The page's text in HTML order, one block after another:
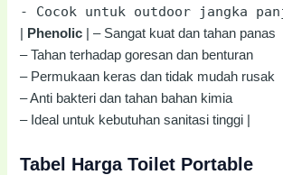
-
Cocok untuk outdoor jangka
Phenolic | – Sangat kuat dan tahan panas
– Tahan terhadap goresan dan benturan
– Permukaan keras dan tidak mudah rusak
– Anti bakteri dan tahan bahan kimia
– Ideal untuk kebutuhan sanitasi tinggi |
Tabel Harga Toilet Portable